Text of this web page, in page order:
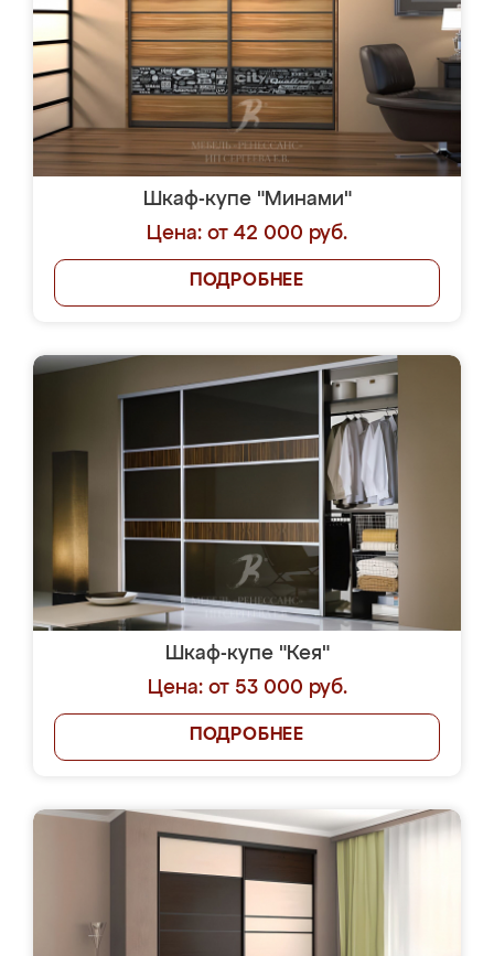
Шкаф-купе "Минами"
Цена: от 42 000 руб.
ПОДРОБНЕЕ
Шкаф-купе "Кея"
Цена: от 53 000 руб.
ПОДРОБНЕЕ